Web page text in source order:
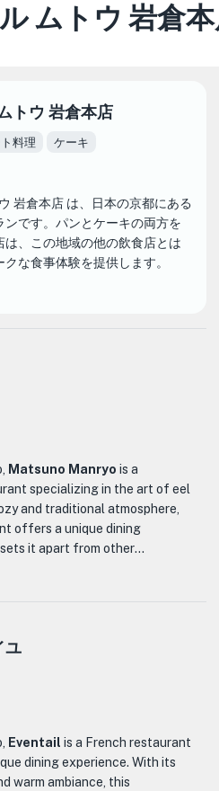
ムトウ 岩倉
トウ 岩倉本店
料理 ケーキ
岩倉本店 は、日本の京都にある
ンです。パンとケーキの両方を
は、この地域の他の飲食店とは
な食事体験を提供します。
レール ムトウ 岩倉本店 の熟練
キングの技術を習得し、見た目
ました。
岩倉本店 の料理は格別であるだ
ラン自体も目を楽しませてくれ
は美しく装飾されており、ゲス
るかのように居心地の良い居心
醸し出しています。軽食を探し
レール ムトウ 岩倉本店 は、おい
の良い雰囲気を愛する人にとっ
、そして魅力的な内装を備えた
、きっと忘れられない印象を残
は、料理の冒険に出かけ、レ
倉本店 でおいしい料理を満喫し
Matsuno Manryo is a
specializing in the art of eel
and traditional atmosphere,
offers a unique dining
it apart from other
eel served over rice to eel
of this beloved ingredient.
from the finest suppliers,
Matsuno Manryo is their
the traditional
ユ
Eventail is a French restaurant
dining experience. With its
warm ambiance, this